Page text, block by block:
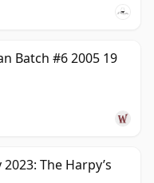
Batch #6 2005 19
The Harpy’s